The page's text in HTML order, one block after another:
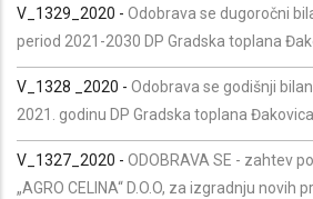
V_1329_2020 - Odobrava se dugoročni
period 2021-2030 DP Gradska toplana
V_1328 _2020 - Odobrava se godišnji
2021. godinu DP Gradska toplana Đakovica
V_1327_2020 - ODOBRAVA SE - zahtev
„AGRO CELINA“ D.O.O, za izgradnju